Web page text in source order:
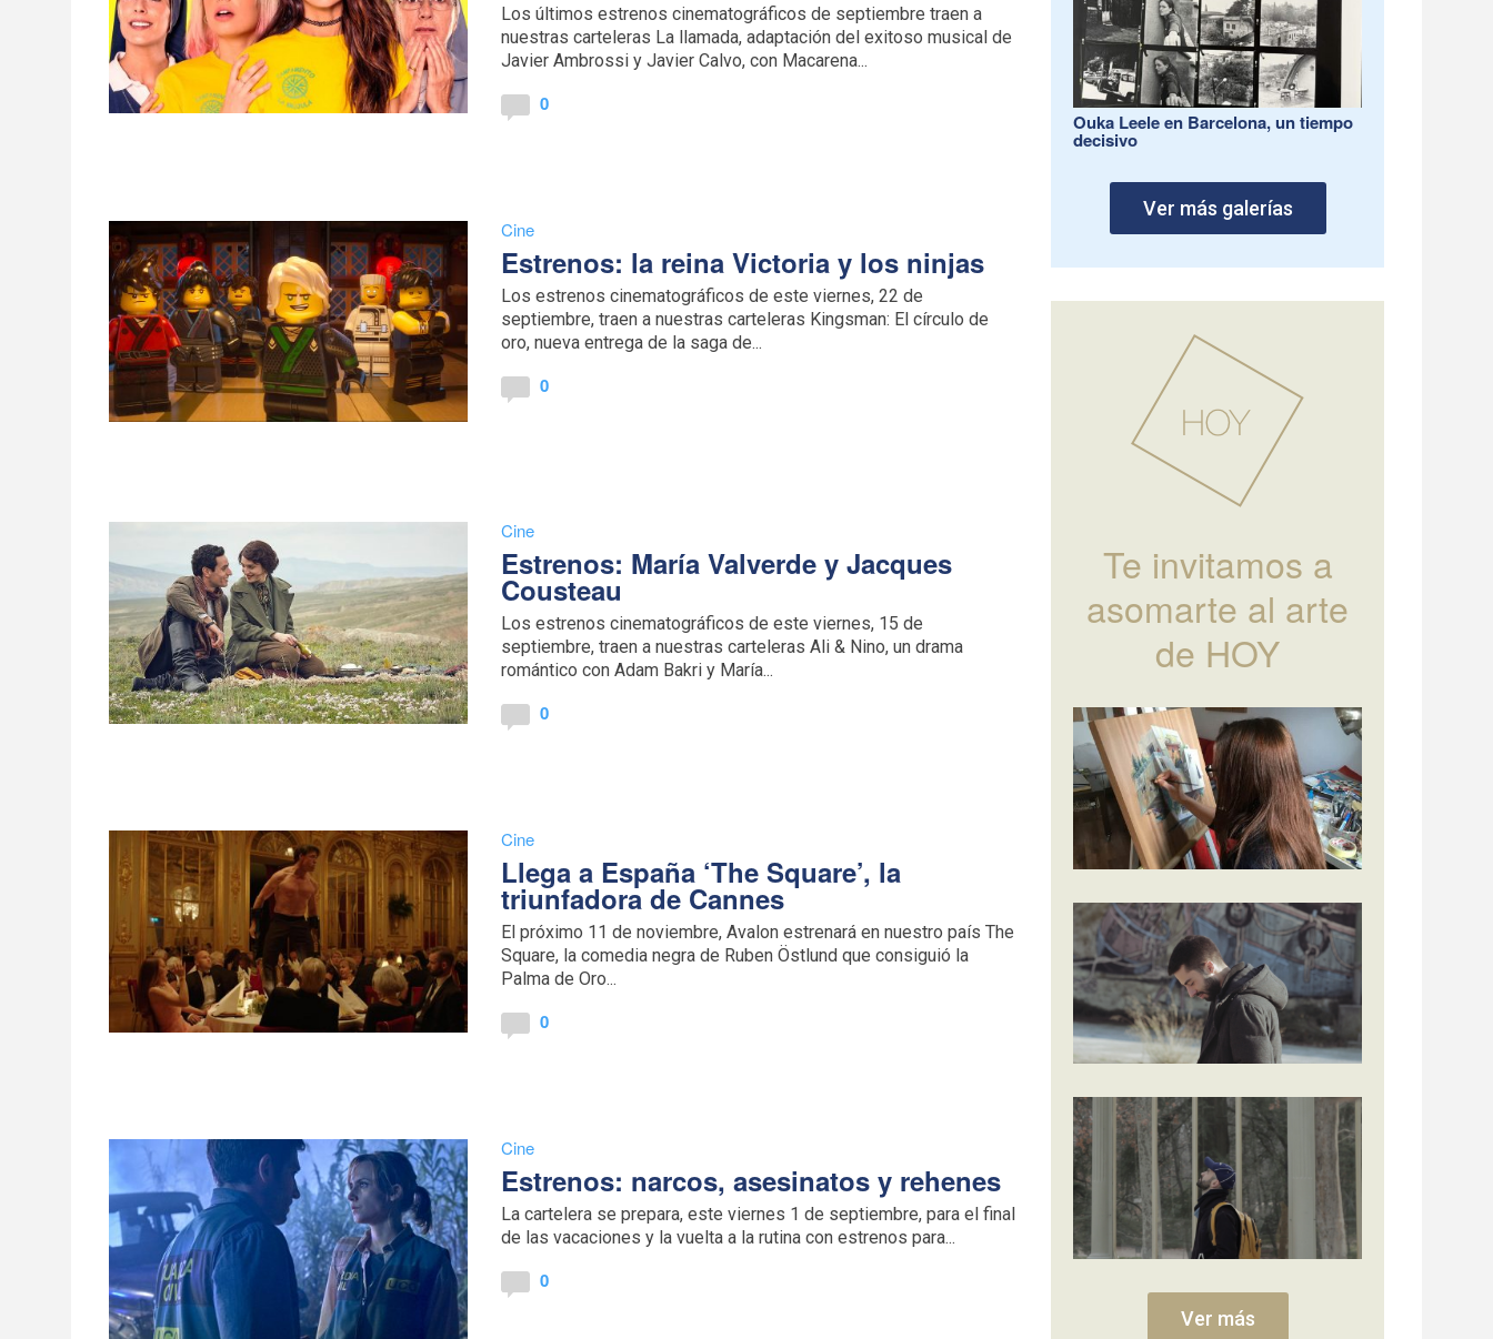
Los últimos estrenos cinematográficos de septiembre traen a
nuestras carteleras La llamada, adaptación del exitoso musical de
Javier Ambrossi y Javier Calvo, con Macarena...
0
Cine
Estrenos: la reina Victoria y los ninjas
Los estrenos cinematográficos de este viernes, 22 de
septiembre, traen a nuestras carteleras Kingsman: El círculo de
oro, nueva entrega de la saga de...
0
Cine
Estrenos: María Valverde y Jacques
Cousteau
Los estrenos cinematográficos de este viernes, 15 de
septiembre, traen a nuestras carteleras Ali & Nino, un drama
romántico con Adam Bakri y María...
0
Cine
Llega a España ‘The Square’, la
triunfadora de Cannes
El próximo 11 de noviembre, Avalon estrenará en nuestro país The
Square, la comedia negra de Ruben Östlund que consiguió la
Palma de Oro...
0
Cine
Estrenos: narcos, asesinatos y rehenes
La cartelera se prepara, este viernes 1 de septiembre, para el final
de las vacaciones y la vuelta a la rutina con estrenos para...
0
Ouka Leele en Barcelona, un tiempo
decisivo
Ver más galerías
Te invitamos a
asomarte al arte
de HOY
Ver más